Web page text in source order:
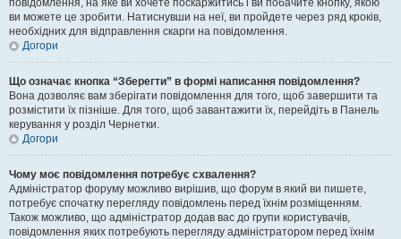
повідомлення, на яке ви хочете поскаржитись і ви побачите кнопку, якою
ви можете це зробити. Натиснувши на неї, ви пройдете через ряд кроків,
необхідних для відправлення скарги на повідомлення.
Догори
Що означає кнопка “Зберегти” в формі написання повідомлення?
Вона дозволяє вам зберігати повідомлення для того, щоб завершити та
розмістити їх пізніше. Для того, щоб завантажити їх, перейдіть в Панель
керування у розділ Чернетки.
Догори
Чому моє повідомлення потребує схвалення?
Адміністратор форуму можливо вирішив, що форум в який ви пишете,
потребує спочатку перегляду повідомлень перед їхнім розміщенням.
Також можливо, що адміністратор додав вас до групи користувачів,
повідомлення яких потребують перегляду адміністратором перед їхнім